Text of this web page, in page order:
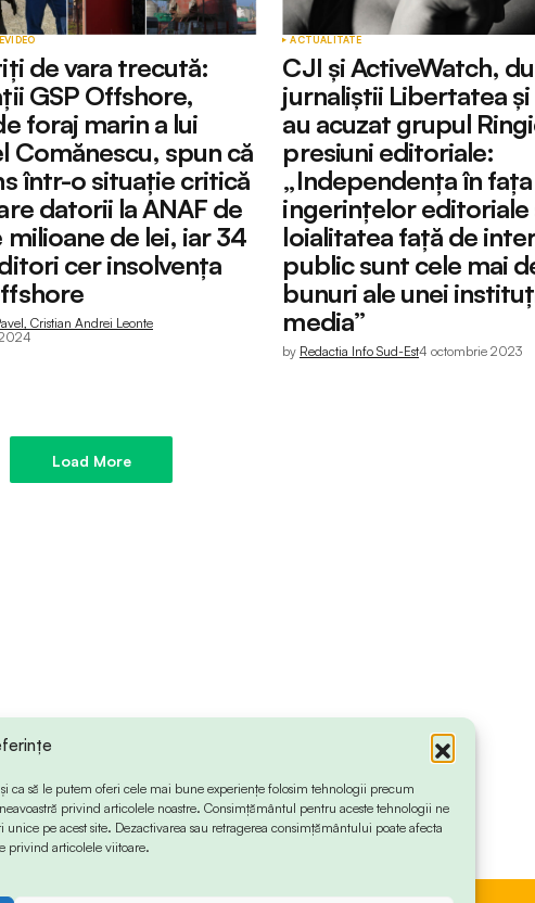
ca să le putem oferi cele mai bune experiențe folosim tehnologii precum
privind articolele noastre. Consimțământul pentru aceste tehnologii ne
pe acest site. Dezactivarea sau retragerea consimțământului poate afecta
privind articolele viitoare.
VIDEO
de vara trecută:
GSP Offshore,
foraj marin a lui
Comănescu, spun că
într-o situație critică
datorii la ANAF de
milioane de lei, iar 34
cer insolvența
Cristian Andrei Leonte
ACTUALITATE
CJI și ActiveWatch,
jurnaliștii Libertatea și
au acuzat grupul
presiuni editoriale:
„Independența în fața
ingerințelor editoriale
loialitatea față de
public sunt cele mai
bunuri ale unei
media”
by Redactia Info Sud-Est4 octombrie 2023
Load More